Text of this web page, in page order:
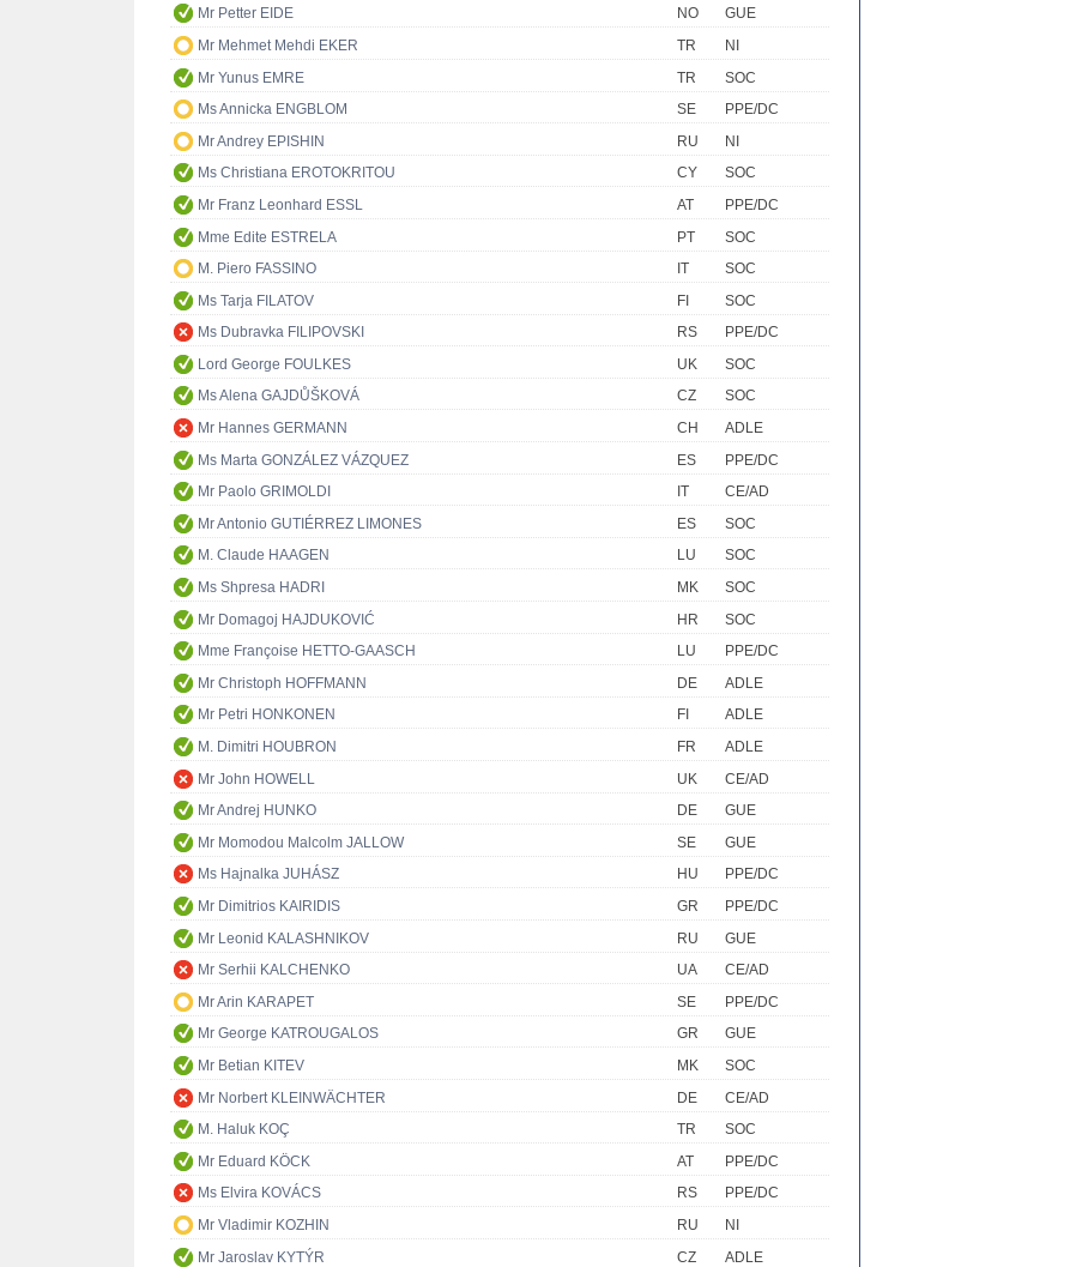
Mr Petter EIDE
NO
GUE
Mr Mehmet Mehdi EKER
TR
NI
Mr Yunus EMRE
TR
SOC
Ms Annicka ENGBLOM
SE
PPE/DC
Mr Andrey EPISHIN
RU
NI
Ms Christiana EROTOKRITOU
CY
SOC
Mr Franz Leonhard ESSL
AT
PPE/DC
Mme Edite ESTRELA
PT
SOC
M. Piero FASSINO
IT
SOC
Ms Tarja FILATOV
FI
SOC
Ms Dubravka FILIPOVSKI
RS
PPE/DC
Lord George FOULKES
UK
SOC
Ms Alena GAJDŮŠKOVÁ
CZ
SOC
Mr Hannes GERMANN
CH
ADLE
Ms Marta GONZÁLEZ VÁZQUEZ
ES
PPE/DC
Mr Paolo GRIMOLDI
IT
CE/AD
Mr Antonio GUTIÉRREZ LIMONES
ES
SOC
M. Claude HAAGEN
LU
SOC
Ms Shpresa HADRI
MK
SOC
Mr Domagoj HAJDUKOVIĆ
HR
SOC
Mme Françoise HETTO-GAASCH
LU
PPE/DC
Mr Christoph HOFFMANN
DE
ADLE
Mr Petri HONKONEN
FI
ADLE
M. Dimitri HOUBRON
FR
ADLE
Mr John HOWELL
UK
CE/AD
Mr Andrej HUNKO
DE
GUE
Mr Momodou Malcolm JALLOW
SE
GUE
Ms Hajnalka JUHÁSZ
HU
PPE/DC
Mr Dimitrios KAIRIDIS
GR
PPE/DC
Mr Leonid KALASHNIKOV
RU
GUE
Mr Serhii KALCHENKO
UA
CE/AD
Mr Arin KARAPET
SE
PPE/DC
Mr George KATROUGALOS
GR
GUE
Mr Betian KITEV
MK
SOC
Mr Norbert KLEINWÄCHTER
DE
CE/AD
M. Haluk KOÇ
TR
SOC
Mr Eduard KÖCK
AT
PPE/DC
Ms Elvira KOVÁCS
RS
PPE/DC
Mr Vladimir KOZHIN
RU
NI
Mr Jaroslav KYTÝR
CZ
ADLE